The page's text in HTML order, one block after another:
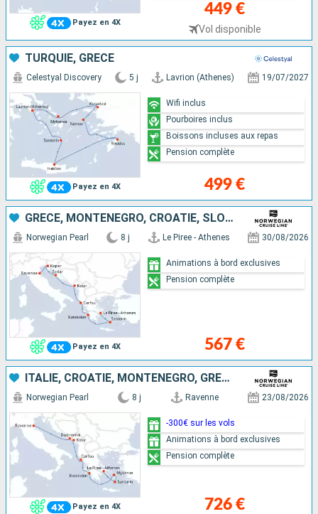
Payez en 4X
449 €
Vol disponible
TURQUIE, GRÈCE
Payez en 4X
Celestyal Discovery 5 j Lavrion (Athenes) 19/07/2027
499 €
Wifi inclus
Pourboires inclus
Boissons incluses aux repas
Pension complète
GRÈCE, MONTÉNÉGRO, CROATIE, SLOVÉNIE, ITALIE
Payez en 4X
Norwegian Pearl 8 j Le Piree - Athenes 30/08/2026
567 €
Animations à bord exclusives
Pension complète
ITALIE, CROATIE, MONTÉNÉGRO, GRÈCE
Payez en 4X
Norwegian Pearl 8 j Ravenne 23/08/2026
726 €
-300€ sur les vols
Animations à bord exclusives
Pension complète